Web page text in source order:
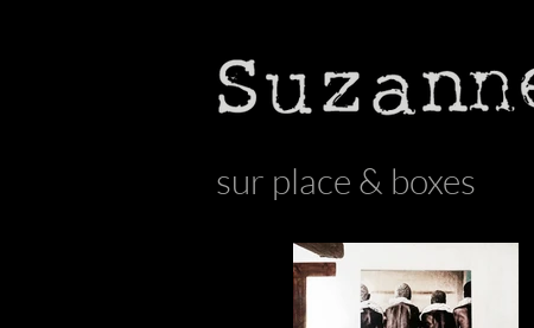
sur place & boxes